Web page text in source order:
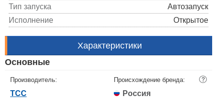
Тип запуска
Автозапуск
Исполнение
Открытое
Характеристики
Основные
Производитель:
ТСС
Происхождение бренда: ?
Россия